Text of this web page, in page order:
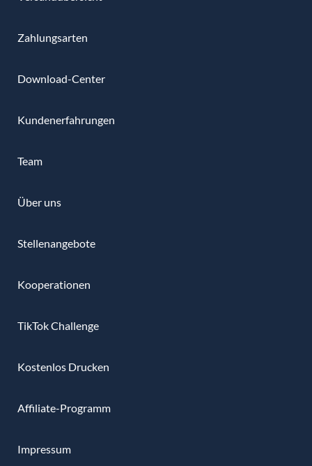
Zahlungsarten
Download-Center
Kundenerfahrungen
Team
Über uns
Stellenangebote
Kooperationen
TikTok Challenge
Kostenlos Drucken
Affiliate-Programm
Impressum